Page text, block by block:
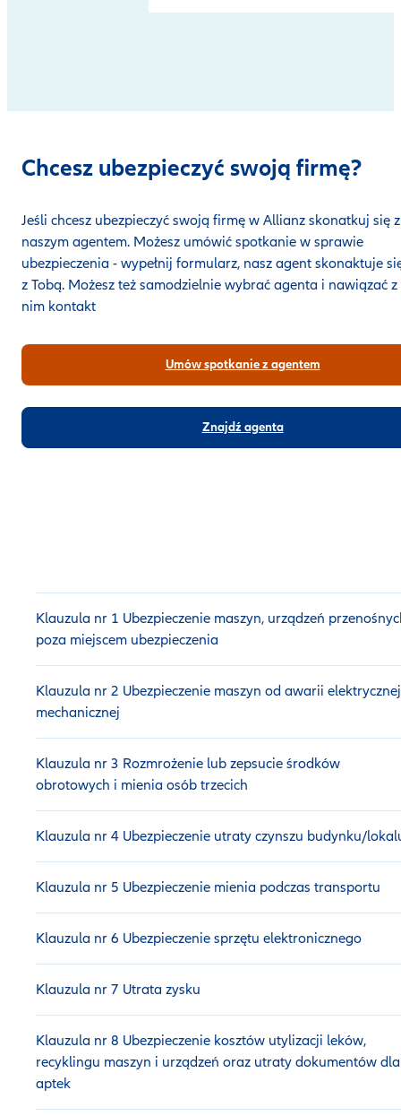
Chcesz ubezpieczyć swoją firmę?
Jeśli chcesz ubezpieczyć swoją firmę w Allianz skonatkuj się z
naszym agentem. Możesz umówić spotkanie w sprawie
ubezpieczenia - wypełnij formularz, nasz agent skonaktuje
z Tobą. Możesz też samodzielnie wybrać agenta i nawiązać z
nim kontakt
Umów spotkanie z agentem
Znajdź agenta
Klauzula nr 1 Ubezpieczenie maszyn, urządzeń
poza miejscem ubezpieczenia
Klauzula nr 2 Ubezpieczenie maszyn od awarii
mechanicznej
Klauzula nr 3 Rozmrożenie lub zepsucie środków
obrotowych i mienia osób trzecich
Klauzula nr 4 Ubezpieczenie utraty czynszu budynku/
Klauzula nr 5 Ubezpieczenie mienia podczas transportu
Klauzula nr 6 Ubezpieczenie sprzętu elektronicznego
Klauzula nr 7 Utrata zysku
Klauzula nr 8 Ubezpieczenie kosztów utylizacji leków,
recyklingu maszyn i urządzeń oraz utraty dokumentów dla
aptek